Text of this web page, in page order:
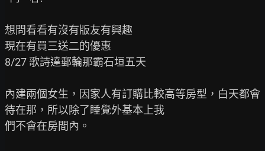
想問看看有沒有版友有興趣
現在有買三送二的優惠
8/27 歌詩達郵輪那霸石垣五天
內建兩個女生，因家人有訂購比較高等房型，白天都會
待在那，所以除了睡覺外基本上我
們不會在房間內。